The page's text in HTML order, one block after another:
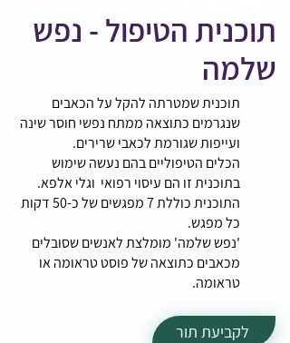
תוכנית הטיפול - נפש
שלמה
תוכנית שמטרתה להקל על הכאבים
שנגרמים כתוצאה ממתח נפשי חוסר שינה
ועייפות שגורמת לכאבי שרירים.
הכלים הטיפוליים בהם נעשה שימוש
בתוכנית זו הם עיסוי רפואי וגלי אלפא.
התוכנית כוללת 7 מפגשים של כ-50 דקות
כל מפגש.
'נפש שלמה' מומלצת לאנשים שסובלים
מכאבים כתוצאה של פוסט טראומה או
טראומה.
לקביעת תור